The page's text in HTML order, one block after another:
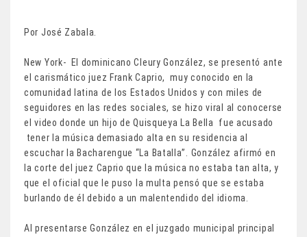
Por José Zabala.
New York- El dominicano Cleury González, se presentó ante
el carismático juez Frank Caprio, muy conocido en la
comunidad latina de los Estados Unidos y con miles de
seguidores en las redes sociales, se hizo viral al conocerse
el video donde un hijo de Quisqueya La Bella fue acusado
tener la música demasiado alta en su residencia al
escuchar la Bacharengue “La Batalla”. González afirmó en
la corte del juez Caprio que la música no estaba tan alta, y
que el oficial que le puso la multa pensó que se estaba
burlando de él debido a un malentendido del idioma.
Al presentarse González en el juzgado municipal principal